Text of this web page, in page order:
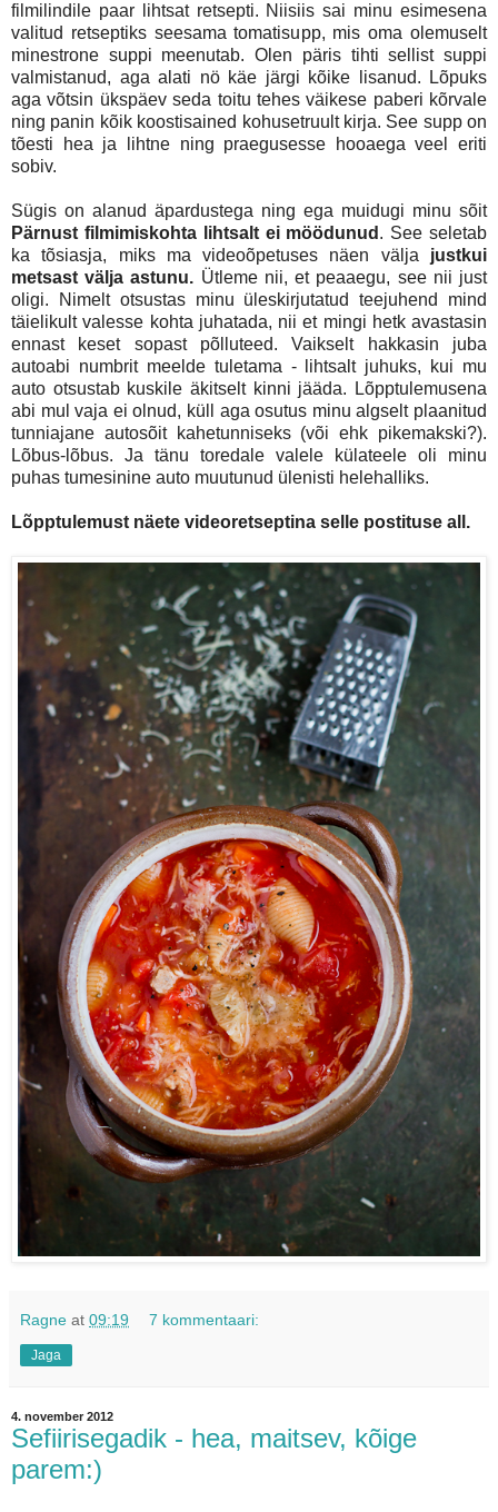
filmilindile paar lihtsat retsepti. Niisiis sai minu esimesena
valitud retseptiks seesama tomatisupp, mis oma olemuselt
minestrone suppi meenutab. Olen päris tihti sellist suppi
valmistanud, aga alati nö käe järgi kõike lisanud. Lõpuks
aga võtsin ükspäev seda toitu tehes väikese paberi kõrvale
ning panin kõik koostisained kohusetruult kirja. See supp on
tõesti hea ja lihtne ning praegusesse hooaega veel eriti
sobiv.
Sügis on alanud äpardustega ning ega muidugi minu sõit
Pärnust filmimiskohta lihtsalt ei möödunud . See seletab
ka tõsiasja, miks ma videoõpetuses näen välja justkui
metsast välja astunu. Ütleme nii, et peaaegu, see nii just
oligi. Nimelt otsustas minu üleskirjutatud teejuhend mind
täielikult valesse kohta juhatada, nii et mingi hetk avastasin
ennast keset sopast põlluteed. Vaikselt hakkasin juba
autoabi numbrit meelde tuletama - lihtsalt juhuks, kui mu
auto otsustab kuskile äkitselt kinni jääda. Lõpptulemusena
abi mul vaja ei olnud, küll aga osutus minu algselt plaanitud
tunniajane autosõit kahetunniseks (või ehk pikemakski?).
Lõbus-lõbus. Ja tänu toredale valele külateele oli minu
puhas tumesinine auto muutunud ülenisti helehalliks.
Lõpptulemust näete videoretseptina selle postituse all.
Ragne at 09:19 7 kommentaari:
Jaga
4. november 2012
Sefiirisegadik - hea, maitsev, kõige
parem:)